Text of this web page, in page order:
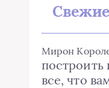
Мирон
построить
все, что